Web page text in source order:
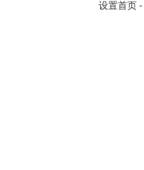
设置首页 -